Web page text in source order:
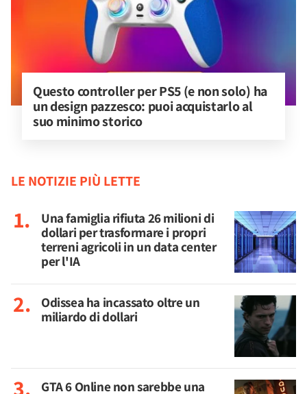
Questo controller per PS5 (e non solo) ha
un design pazzesco: puoi acquistarlo al
suo minimo storico
LE NOTIZIE PIÙ LETTE
Una famiglia rifiuta 26 milioni di
dollari per trasformare i propri
terreni agricoli in un data center
per l'IA
Odissea ha incassato oltre un
miliardo di dollari
GTA 6 Online non sarebbe una